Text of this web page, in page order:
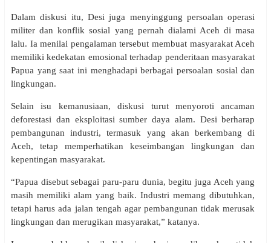
Dalam diskusi itu, Desi juga menyinggung persoalan operasi
militer dan konflik sosial yang pernah dialami Aceh di masa
lalu. Ia menilai pengalaman tersebut membuat masyarakat Aceh
memiliki kedekatan emosional terhadap penderitaan masyarakat
Papua yang saat ini menghadapi berbagai persoalan sosial dan
lingkungan.
Selain isu kemanusiaan, diskusi turut menyoroti ancaman
deforestasi dan eksploitasi sumber daya alam. Desi berharap
pembangunan industri, termasuk yang akan berkembang di
Aceh, tetap memperhatikan keseimbangan lingkungan dan
kepentingan masyarakat.
“Papua disebut sebagai paru-paru dunia, begitu juga Aceh yang
masih memiliki alam yang baik. Industri memang dibutuhkan,
tetapi harus ada jalan tengah agar pembangunan tidak merusak
lingkungan dan merugikan masyarakat,” katanya.